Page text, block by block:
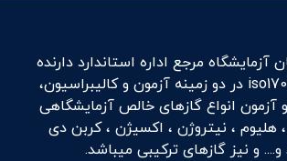
آزمایشگاه مرجع اداره استاندارد دارنده
گواهینامه iso17025 در دو زمینه آزمون و کالیبراسیون،
و آزمون انواع گازهای خالص آزمایشگاهی
، هلیوم ، نیتروژن ، اکسیژن ، کربن دی
و نیز گازهای ترکیبی میباشد.